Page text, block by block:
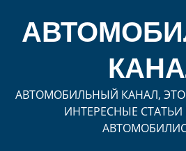
содержимому
АВТОМОБИЛЬНЫЙ КАНАЛ,
ИНТЕРЕСНЫЕ